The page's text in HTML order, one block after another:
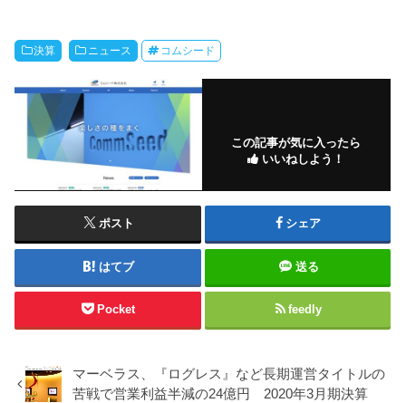
決算 ニュース コムシード
この記事が気に入ったら
いいねしよう！
ポスト シェア
はてブ 送る
Pocket feedly
マーベラス、『ログレス』など長期運営タイトルの
苦戦で営業利益半減の24億円 2020年3月期決算